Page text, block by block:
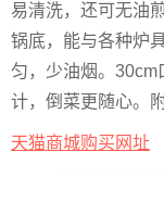
易清洗，还可无油
锅底，能与各种炉
匀，少油烟。30cm
计，倒菜更随心。
天猫商城购买网址